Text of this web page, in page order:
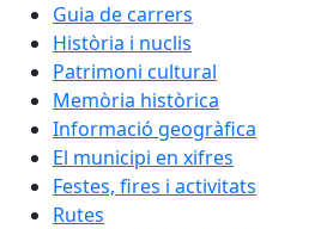
Guia de carrers
Història i nuclis
Patrimoni cultural
Memòria històrica
Informació geogràfica
El municipi en xifres
Festes, fires i activitats
Rutes